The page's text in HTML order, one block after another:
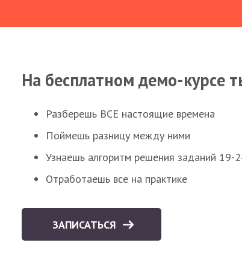
На бесплатном демо-курсе
Разберешь ВСЕ настоящие времена
Поймешь разницу между ними
Узнаешь алгоритм решения заданий 19-
Отработаешь все на практике
ЗАПИСАТЬСЯ